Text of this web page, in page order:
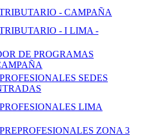
- CAMPAÑA
- I LIMA -
DE PROGRAMAS
SEDES
LIMA
ZONA 3